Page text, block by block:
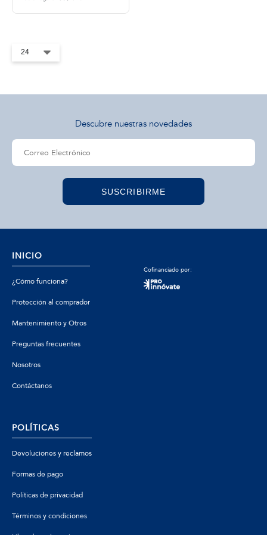
Descubre nuestras novedades
SUSCRIBIRME
INICIO
¿Cómo funciona?
Protección al comprador
Mantenimiento y Otros
Preguntas frecuentes
Nosotros
Contáctanos
Cofinanciado por:
POLÍTICAS
Devoluciones y reclamos
Formas de pago
Políticas de privacidad
Términos y condiciones